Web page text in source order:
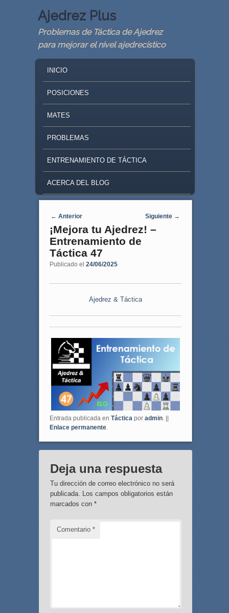
Ajedrez Plus
Problemas de Táctica de Ajedrez
para mejorar el nivel ajedrecístico
SKIP TO PRIMARY CONTENT
SKIP TO SECONDARY CONTENT
INICIO
POSICIONES
MATES
PROBLEMAS
ENTRENAMIENTO DE TÁCTICA
ACERCA DEL BLOG
Navegaci�n de entradas
← Anterior Siguiente →
¡Mejora tu Ajedrez! –
Entrenamiento de
Táctica 47
Publicado el 24/06/2025
Ajedrez & Táctica
Entrada publicada en Táctica por admin. ||
Enlace permanente.
Deja una respuesta
Tu dirección de correo electrónico no será
publicada.
Los campos obligatorios están
marcados con *
Comentario *